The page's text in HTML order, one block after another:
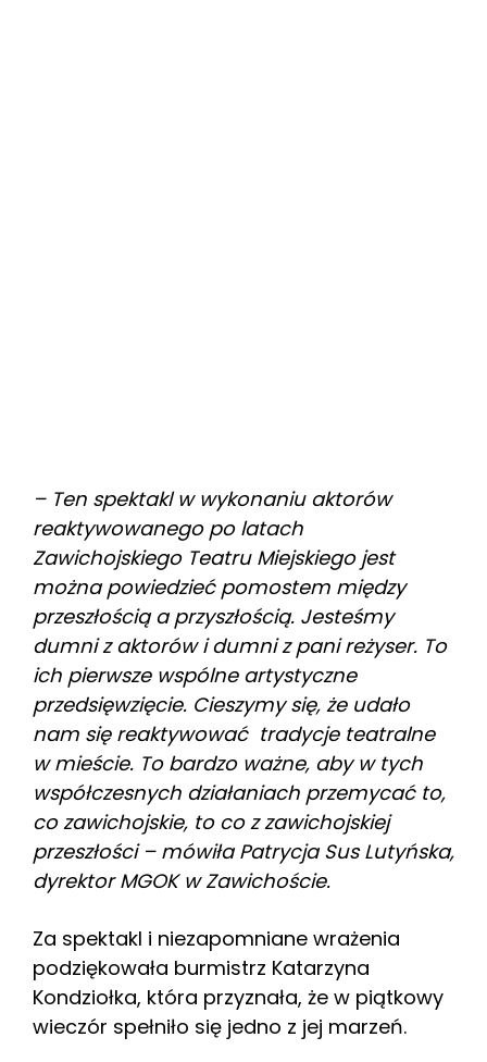
– Ten spektakl w wykonaniu aktorów
reaktywowanego po latach
Zawichojskiego Teatru Miejskiego jest
można powiedzieć pomostem między
przeszłością a przyszłością. Jesteśmy
dumni z aktorów i dumni z pani reżyser. To
ich pierwsze wspólne artystyczne
przedsięwzięcie. Cieszymy się, że udało
nam się reaktywować tradycje teatralne
w mieście. To bardzo ważne, aby w tych
współczesnych działaniach przemycać to,
co zawichojskie, to co z zawichojskiej
przeszłości – mówiła Patrycja Sus Lutyńska,
dyrektor MGOK w Zawichoście.
Za spektakl i niezapomniane wrażenia
podziękowała burmistrz Katarzyna
Kondziołka, która przyznała, że w piątkowy
wieczór spełniło się jedno z jej marzeń.